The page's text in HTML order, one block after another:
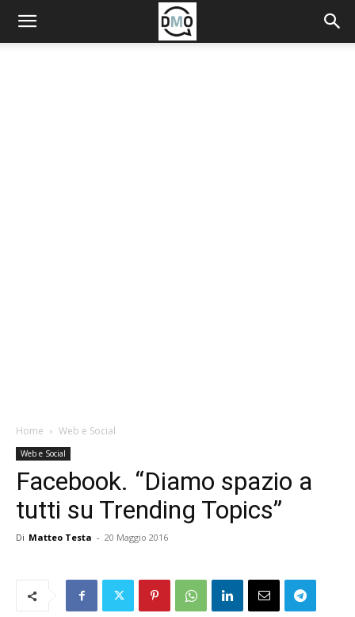
Home Web e Social
Web e Social
Facebook. “Diamo spazio a
tutti su Trending Topics”
Di Matteo Testa - 20 Maggio 2016